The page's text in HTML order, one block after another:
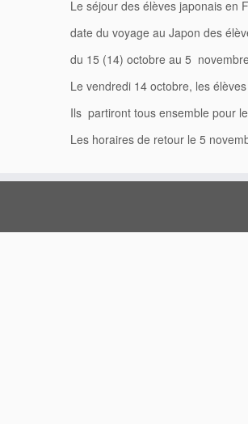
Le séjour des élèves japonais en
date du voyage au Japon des
du 15 (14) octobre au 5
Le vendredi 14 octobre, les
Ils partiront tous ensemble pour
Les horaires de retour le 5